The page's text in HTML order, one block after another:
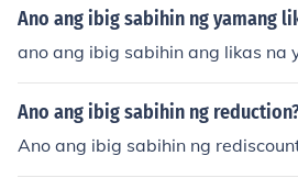
Ano ang ibig sabihin ng yamang
ano ang ibig sabihin ang likas na
Ano ang ibig sabihin ng
Ano ang ibig sabihin ng